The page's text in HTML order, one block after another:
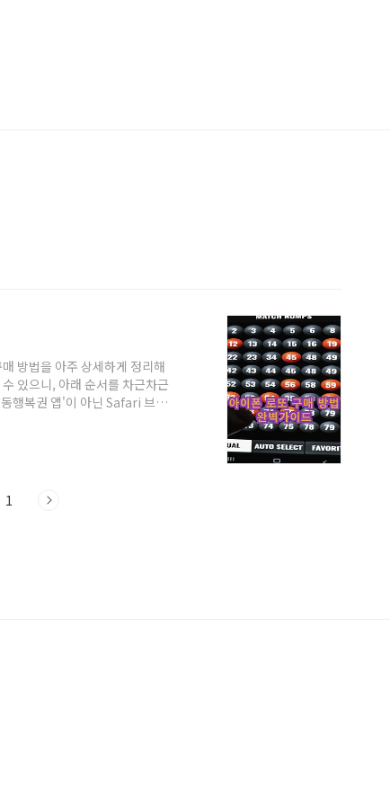
방법을 아주 상세하게 정리해
있으니, 아래 순서를 차근차근
행복권 앱'이 아닌 Safari 브라
인인증을 완료해야 합니다.
1